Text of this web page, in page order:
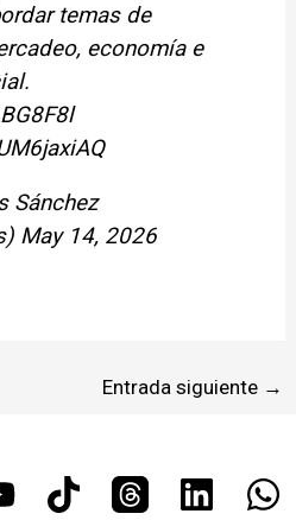
temas de
economía e
Sánchez
May 14, 2026
Entrada siguiente →